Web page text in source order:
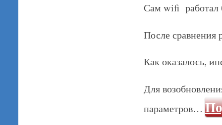
Сам wifi работал
После сравнения
Как оказалось,
Для
параметров…